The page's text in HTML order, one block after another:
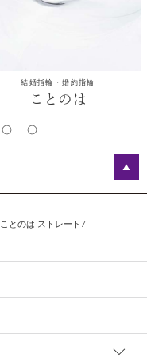
結婚指輪・婚約指輪
ことのは
ことのは ストレート7
▲